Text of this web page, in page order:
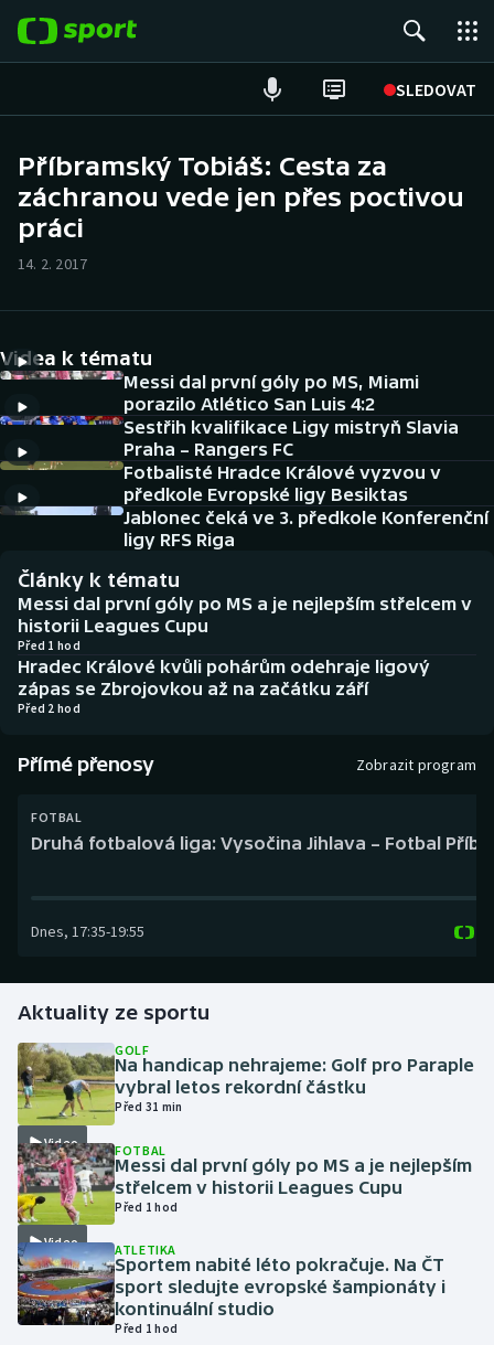
SLEDOVAT
Hokej
Cyklistika
DALŠÍ SPORTY
Americký fotbal
Baseball a softbal
Biatlon
Boby a skeleton
Curling
Dostihy
Futsal
Golf
Gymnastika
Házená
Jezdectví
Judo
Krasobruslení
Lezení
NEPŘEHLÉDNĚTE
Soutěže
Aplikace ČT sport
AZ kvíz
Příbramský Tobiáš: Cesta za
záchranou vede jen přes poctivou
práci
14. 2. 2017
Videa k tématu
Messi dal první góly po MS, Miami
porazilo Atlético San Luis 4:2
Sestřih kvalifikace Ligy mistryň Slavia
Praha – Rangers FC
Fotbalisté Hradce Králové vyzvou v
předkole Evropské ligy Besiktas
Jablonec čeká ve 3. předkole Konferenční
ligy RFS Riga
Články k tématu
Messi dal první góly po MS a je nejlepším střelcem v
historii Leagues Cupu
Před 1 hod
Hradec Králové kvůli pohárům odehraje ligový
zápas se Zbrojovkou až na začátku září
Před 2 hod
Přímé přenosy Zobrazit program
FOTBAL
Druhá fotbalová liga: Vysočina Jihlava – Fotbal
Dnes, 17:35-19:55
Aktuality ze sportu
Video
GOLF
Na handicap nehrajeme: Golf pro Paraple
vybral letos rekordní částku
Před 31 min
Video
FOTBAL
Messi dal první góly po MS a je nejlepším
střelcem v historii Leagues Cupu
Před 1 hod
ATLETIKA
Sportem nabité léto pokračuje. Na ČT
sport sledujte evropské šampionáty i
kontinuální studio
Před 1 hod